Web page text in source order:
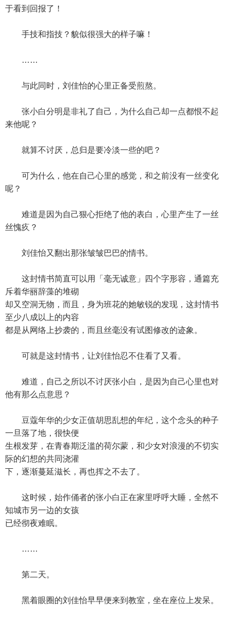
于看到回报了！
手技和指技？貌似很强大的样子嘛！
……
与此同时，刘佳怡的心里正备受煎熬。
张小白分明是非礼了自己，为什么自己却一点都恨不起
来他呢？
就算不讨厌，总归是要冷淡一些的吧？
可为什么，他在自己心里的感觉，和之前没有一丝变化
呢？
难道是因为自己狠心拒绝了他的表白，心里产生了一丝
丝愧疚？
刘佳怡又翻出那张皱皱巴巴的情书。
这封情书简直可以用「毫无诚意」四个字形容，通篇充
斥着华丽辞藻的堆砌
却又空洞无物，而且，身为班花的她敏锐的发现，这封情书
至少八成以上的内容
都是从网络上抄袭的，而且丝毫没有试图修改的迹象。
可就是这封情书，让刘佳怡忍不住看了又看。
难道，自己之所以不讨厌张小白，是因为自己心里也对
他有那么点意思？
豆蔻年华的少女正值胡思乱想的年纪，这个念头的种子
一旦落了地，很快便
生根发芽，在青春期泛滥的荷尔蒙，和少女对浪漫的不切实
际的幻想的共同浇灌
下，逐渐蔓延滋长，再也挥之不去了。
这时候，始作俑者的张小白正在家里呼呼大睡，全然不
知城市另一边的女孩
已经彻夜难眠。
……
第二天。
黑着眼圈的刘佳怡早早便来到教室，坐在座位上发呆。